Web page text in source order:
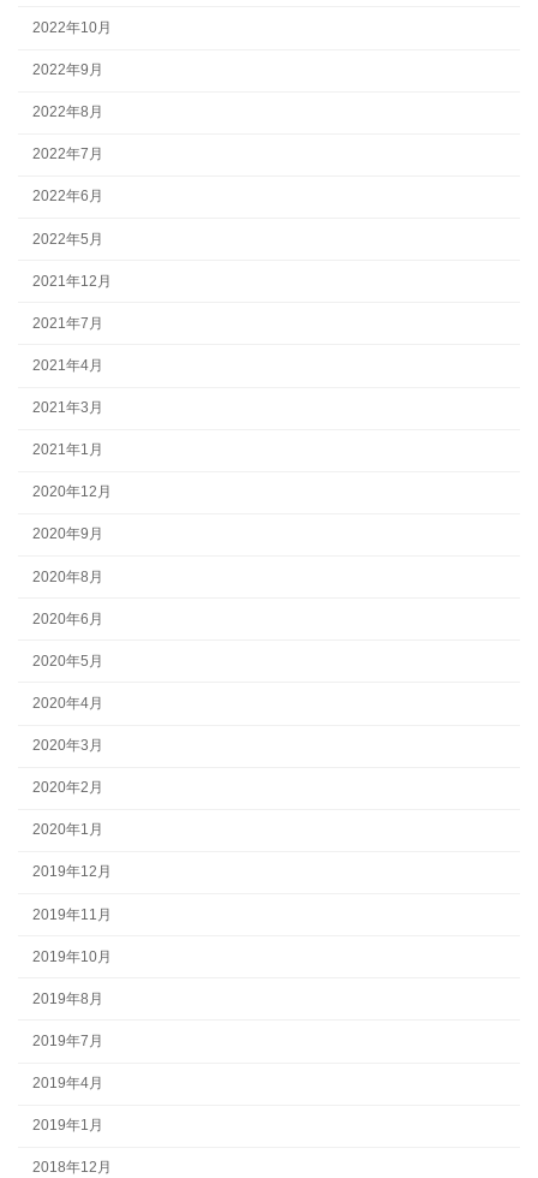
2022年10月
2022年9月
2022年8月
2022年7月
2022年6月
2022年5月
2021年12月
2021年7月
2021年4月
2021年3月
2021年1月
2020年12月
2020年9月
2020年8月
2020年6月
2020年5月
2020年4月
2020年3月
2020年2月
2020年1月
2019年12月
2019年11月
2019年10月
2019年8月
2019年7月
2019年4月
2019年1月
2018年12月